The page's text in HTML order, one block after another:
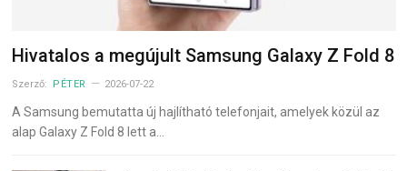
Hivatalos a megújult Samsung Galaxy Z Fold 8
Szerző: PÉTER 2026-07-22
A Samsung bemutatta új hajlítható telefonjait, amelyek közül az
alap Galaxy Z Fold 8 lett a…